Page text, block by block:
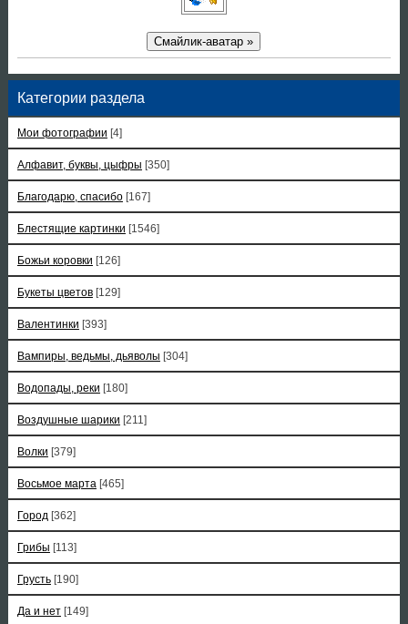
Смайлик-аватар »
Категории раздела
Мои фотографии [4]
Алфавит, буквы, цыфры [350]
Благодарю, спасибо [167]
Блестящие картинки [1546]
Божьи коровки [126]
Букеты цветов [129]
Валентинки [393]
Вампиры, ведьмы, дьяволы [304]
Водопады, реки [180]
Воздушные шарики [211]
Волки [379]
Восьмое марта [465]
Город [362]
Грибы [113]
Грусть [190]
Да и нет [149]